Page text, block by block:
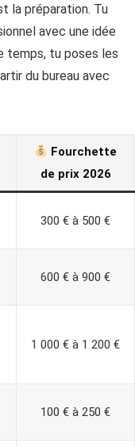
la préparation. Tu
avec une idée
temps, tu poses les
du bureau avec
Fourchette
de prix 2026
300 € à 500 €
600 € à 900 €
1 000 € à 1 200 €
100 € à 250 €